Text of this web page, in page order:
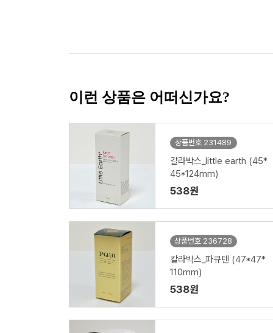
이런 상품은 어떠신가요?
상품번호 231489
칼라박스_little earth (45*
45*124mm)
538원
상품번호 236728
칼라박스_파큐텐 (47*47*
110mm)
538원